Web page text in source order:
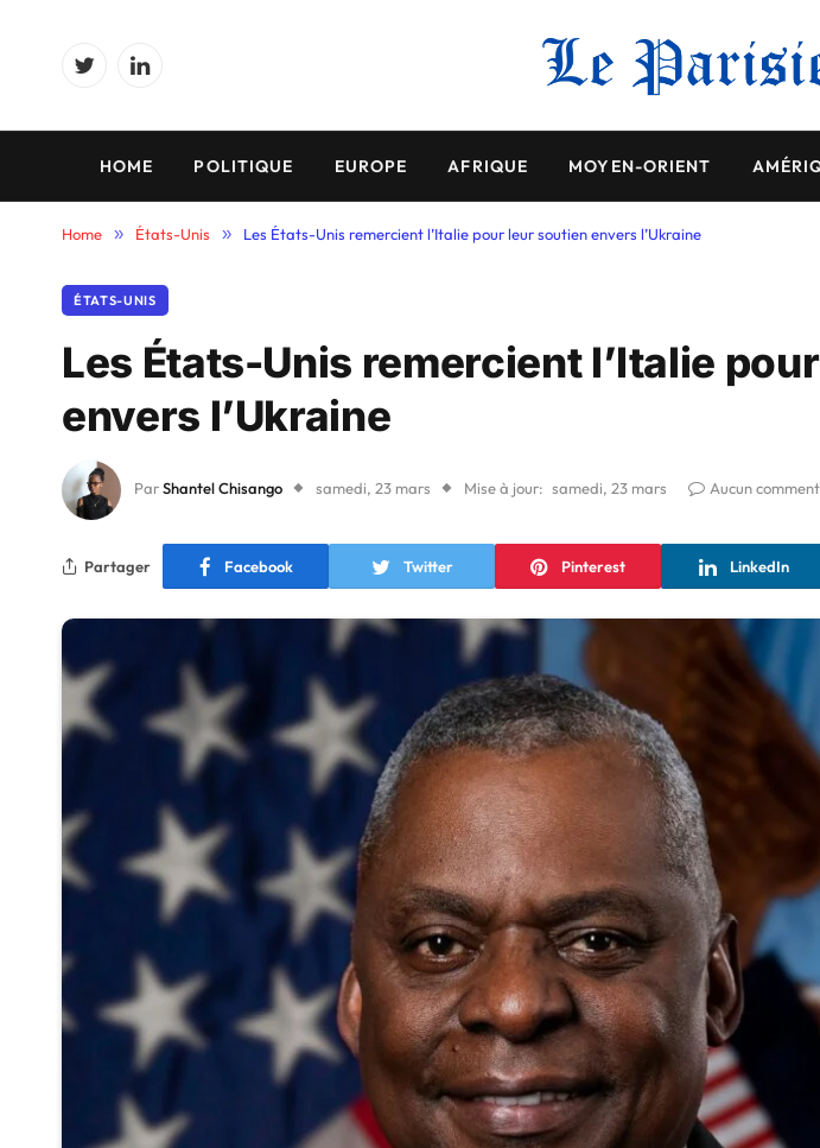
TwitterLinkedIn
HOME POLITIQUE EUROPE AFRIQUE MOYEN-ORIENT
Home » États-Unis » Les États-Unis remercient l’Italie pour leur soutien envers l’Ukraine
ÉTATS-UNIS
Les États-Unis remercient l’Italie
envers l’Ukraine
ParShantel Chisango samedi, 23 mars Mise à jour: samedi, 23 mars Aucun
Partager Facebook Twitter Pinterest LinkedIn